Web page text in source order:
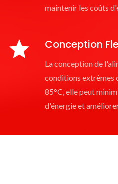
maintenir les coûts
Conception
La conception de
conditions extrêmes
85°C, elle peut
d'énergie et